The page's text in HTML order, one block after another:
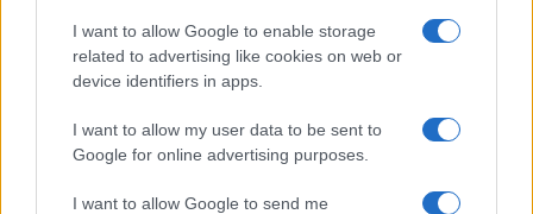
I want to allow Google to enable storage
related to advertising like cookies on web or
device identifiers in apps.
I want to allow my user data to be sent to
Google for online advertising purposes.
I want to allow Google to send me